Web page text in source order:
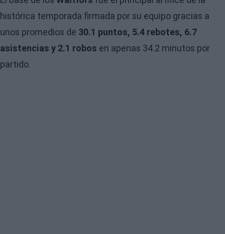
histórica temporada firmada por su equipo gracias a
unos promedios de 30.1 puntos, 5.4 rebotes, 6.7
asistencias y 2.1 robos en apenas 34.2 minutos por
partido.